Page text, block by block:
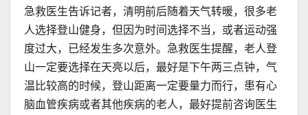
急救医生告诉记者，清明前后随着天气转暖，很多老
人选择登山健身，但因为时间选择不当，或者运动强
度过大，已经发生多次意外。急救医生提醒，老人登
山一定要选择在天亮以后，最好是下午两三点钟，气
温比较高的时候，登山距离一定要量力而行，患有心
脑血管疾病或者其他疾病的老人，最好提前咨询医生